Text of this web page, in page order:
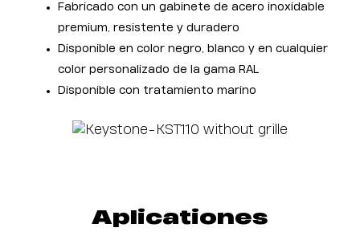
Fabricado con un gabinete de acero inoxidable
premium, resistente y duradero
Disponible en color negro, blanco y en cualquier
color personalizado de la gama RAL
Disponible con tratamiento marino
Aplicationes